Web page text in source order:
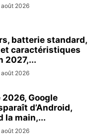
août 2026
batterie standard,
caractéristiques
2027,...
août 2026
Google
d’Android,
la main,...
août 2026